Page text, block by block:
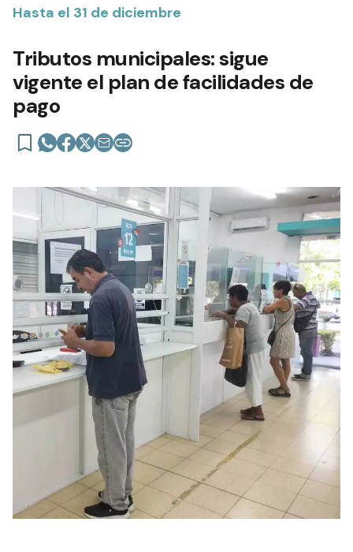
Hasta el 31 de diciembre
Tributos municipales: sigue
vigente el plan de facilidades de
pago